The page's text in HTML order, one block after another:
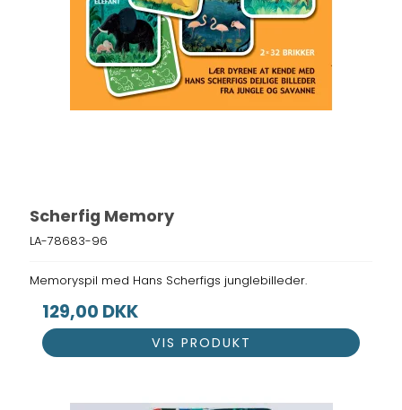
Scherfig Memory
LA-78683-96
Memoryspil med Hans Scherfigs junglebilleder.
129,00 DKK
VIS PRODUKT